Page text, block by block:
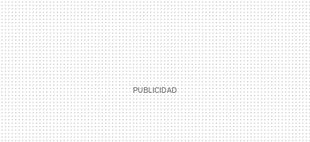
MAIL